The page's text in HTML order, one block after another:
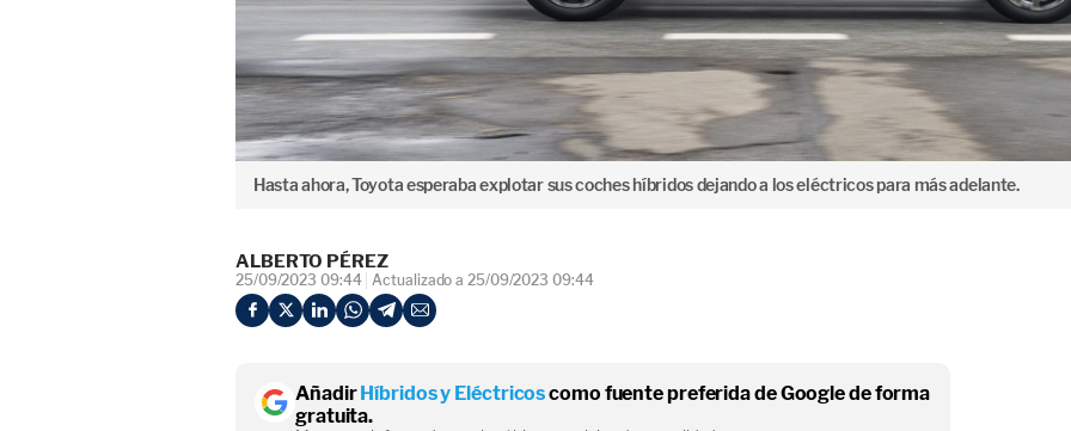
Hasta ahora, Toyota esperaba explotar sus coches híbridos dejando a los eléctricos para más adelante.
ALBERTO PÉREZ
25/09/2023 09:44 Actualizado a 25/09/2023 09:44
Añadir Híbridos y Eléctricoscomo fuente preferida de Google de forma
gratuita.